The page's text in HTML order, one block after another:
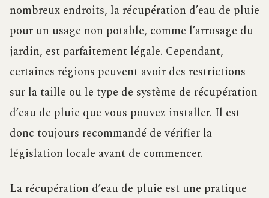
nombreux endroits, la récupération d’eau de pluie
pour un usage non potable, comme l’arrosage du
jardin, est parfaitement légale. Cependant,
certaines régions peuvent avoir des restrictions
sur la taille ou le type de système de récupération
d’eau de pluie que vous pouvez installer. Il est
donc toujours recommandé de vérifier la
législation locale avant de commencer.
La récupération d’eau de pluie est une pratique